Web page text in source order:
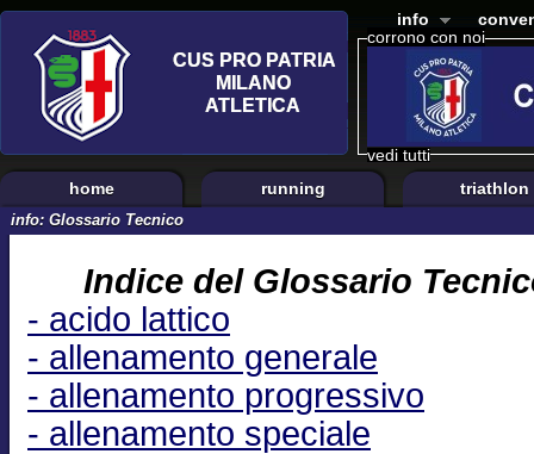
corrono con noi
vedi tutti
info
home running triathlon
info: Glossario Tecnico
Indice del Glossario
- acido lattico
- allenamento generale
- allenamento progressivo
- allenamento speciale